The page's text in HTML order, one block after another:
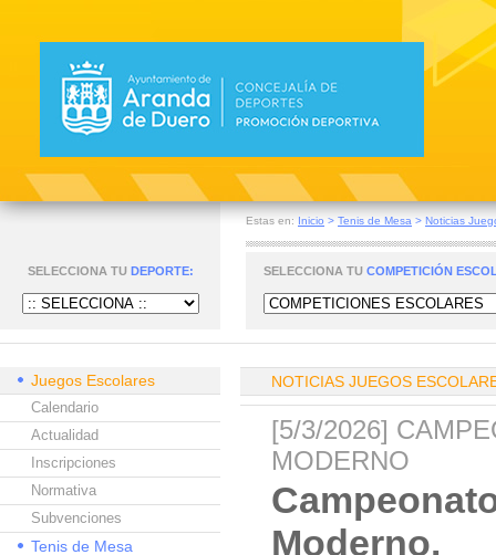
Estas en: Inicio > Tenis de Mesa > Noticias
SELECCIONA TU DEPORTE: SELECCIONA TU COMPETICIÓN
Juegos Escolares
Calendario
Actualidad
Inscripciones
Normativa
Subvenciones
Tenis de Mesa
NOTICIAS JUEGOS
[5/3/2026]
MODERNO
Moderno.